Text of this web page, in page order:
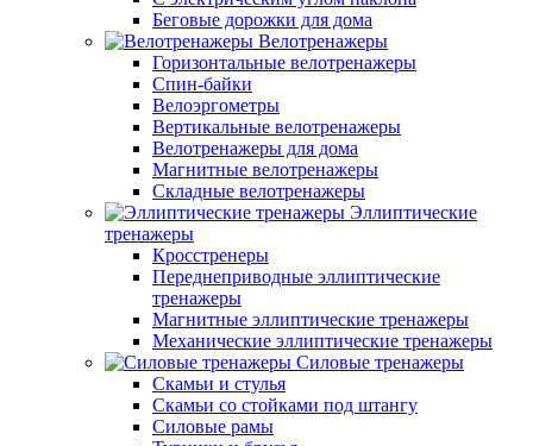
Беговые дорожки для дома
Велотренажеры
Горизонтальные велотренажеры
Спин-байки
Велоэргометры
Вертикальные велотренажеры
Велотренажеры для дома
Магнитные велотренажеры
Складные велотренажеры
Эллиптические
тренажеры
Кросстренеры
Переднеприводные эллиптические
тренажеры
Магнитные эллиптические тренажеры
Механические эллиптические тренажеры
Силовые тренажеры
Скамьи и стулья
Скамьи со стойками под штангу
Силовые рамы